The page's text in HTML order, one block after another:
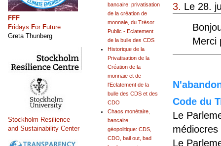
3. Le 28.
Merci
Code du
Le
Le
bancaire: privatisation
de la création de
monnaie, du Trésor
Public - Eclatement
de la bulle des CDS
Historique de la
Privatisation de la
Création de la
monnaie et de
l'Eclatement de la
bulle des CDS et des
CDO
Chaos monétaire,
bancaire,
géopolitique: CDS,
CDO, bail out, bad
FFF
Fridays For Future
Greta Thunberg
Stockholm Resilience
and Sustainability Center